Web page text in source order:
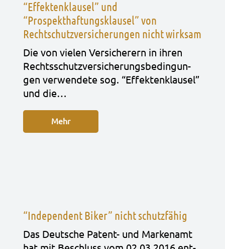
“Effektenklausel” und
“Prospekthaftungsklausel” von
Rechtschutzversicherungen nicht wirksam
Die von vie­len Ver­si­che­rern in ihren
Rechts­schutz­ver­si­che­rungs­be­din­gun­
gen ver­wen­de­te sog. “Effek­ten­klau­sel”
und die…
Mehr
“Independent Biker” nicht schutzfähig
Das Deut­sche Patent- und Mar­ken­amt